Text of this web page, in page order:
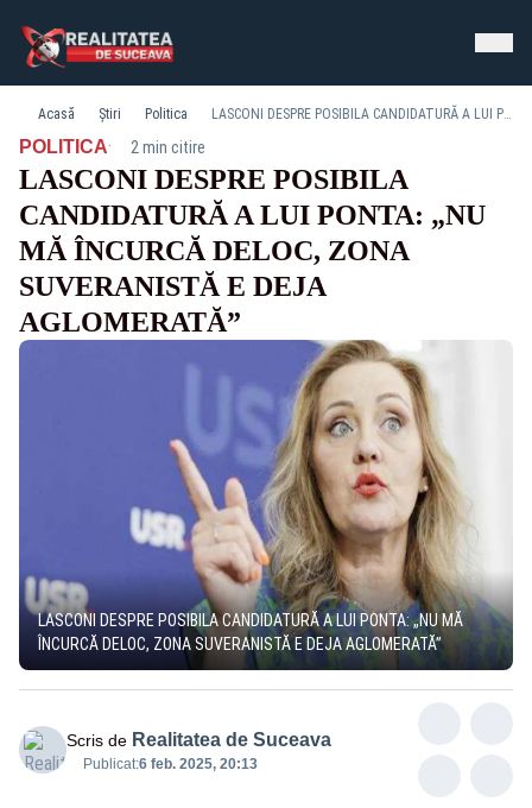
Acasă Știri Politica LASCONI DESPRE POSIBILA CANDIDATURĂ A LUI PONTA: „NU MĂ ÎNCURCĂ DELOC, ZONA SUVERANISTĂ E DEJA AGLOMERATĂ”
POLITICA· 2 min citire
LASCONI DESPRE POSIBILA
CANDIDATURĂ A LUI PONTA: „NU
MĂ ÎNCURCĂ DELOC, ZONA
SUVERANISTĂ E DEJA
AGLOMERATĂ”
LASCONI DESPRE POSIBILA CANDIDATURĂ A LUI PONTA: „NU MĂ
ÎNCURCĂ DELOC, ZONA SUVERANISTĂ E DEJA AGLOMERATĂ”
Scris de Realitatea de Suceava
Publicat:6 feb. 2025, 20:13